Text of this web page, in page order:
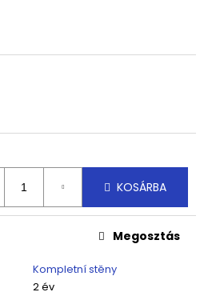
KOSÁRBA
Kompletní stěny
2 év
Megosztás